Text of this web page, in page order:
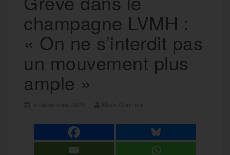
champagne LVMH :
« On ne s’interdit pas
un mouvement plus
ample »